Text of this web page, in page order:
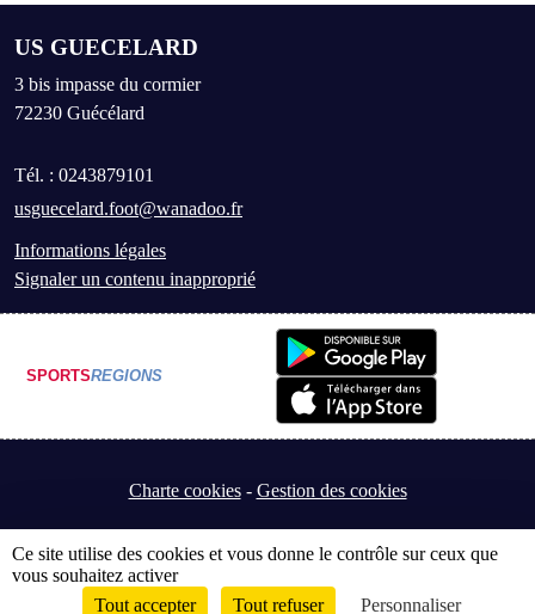
US GUECELARD
3 bis impasse du cormier
72230 Guécélard
Tél. : 0243879101
usguecelard.foot@wanadoo.fr
Informations légales
Signaler un contenu inapproprié
SPORTSREGIONS
Charte cookies Gestion des cookies
Envie de participer ? Connexion
Ce site utilise des cookies et vous donne le contrôle sur ceux que
vous souhaitez activer
Tout accepter
Tout refuser Personnaliser